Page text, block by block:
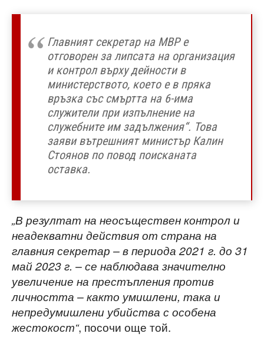
Главният секретар на МВР е
отговорен за липсата на организация
и контрол върху дейности в
министерството, което е в пряка
връзка със смъртта на 6-има
служители при изпълнение на
служебните им задължения“. Това
заяви вътрешният министър Калин
Стоянов по повод поисканата
оставка.
„В резултат на неосъществен контрол и
неадекватни действия от страна на
главния секретар – в периода 2021 г. до 31
май 2023 г. – се наблюдава значително
увеличение на престъпления против
личността – както умишлени, така и
непредумишлени убийства с особена
жестокост“, посочи още той.